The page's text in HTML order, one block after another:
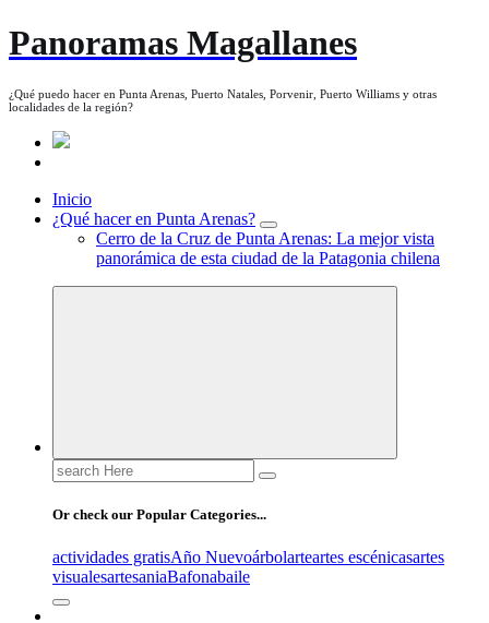
Panoramas Magallanes
¿Qué puedo hacer en Punta Arenas, Puerto Natales, Porvenir, Puerto Williams y otras
localidades de la región?
Inicio
¿Qué hacer en Punta Arenas?
Cerro de la Cruz de Punta Arenas: La mejor vista
panorámica de esta ciudad de la Patagonia chilena
Search
for:
Or check our Popular Categories...
actividades gratisAño Nuevoárbolarteartes escénicasartes
visualesartesaniaBafonabaile